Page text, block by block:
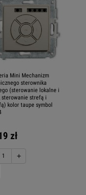
Mini Mechanizm
sterownika
(sterowanie lokalne i
sterowanie strefą i
kolor taupe symbol
zł
+